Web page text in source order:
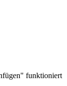
funktioniert